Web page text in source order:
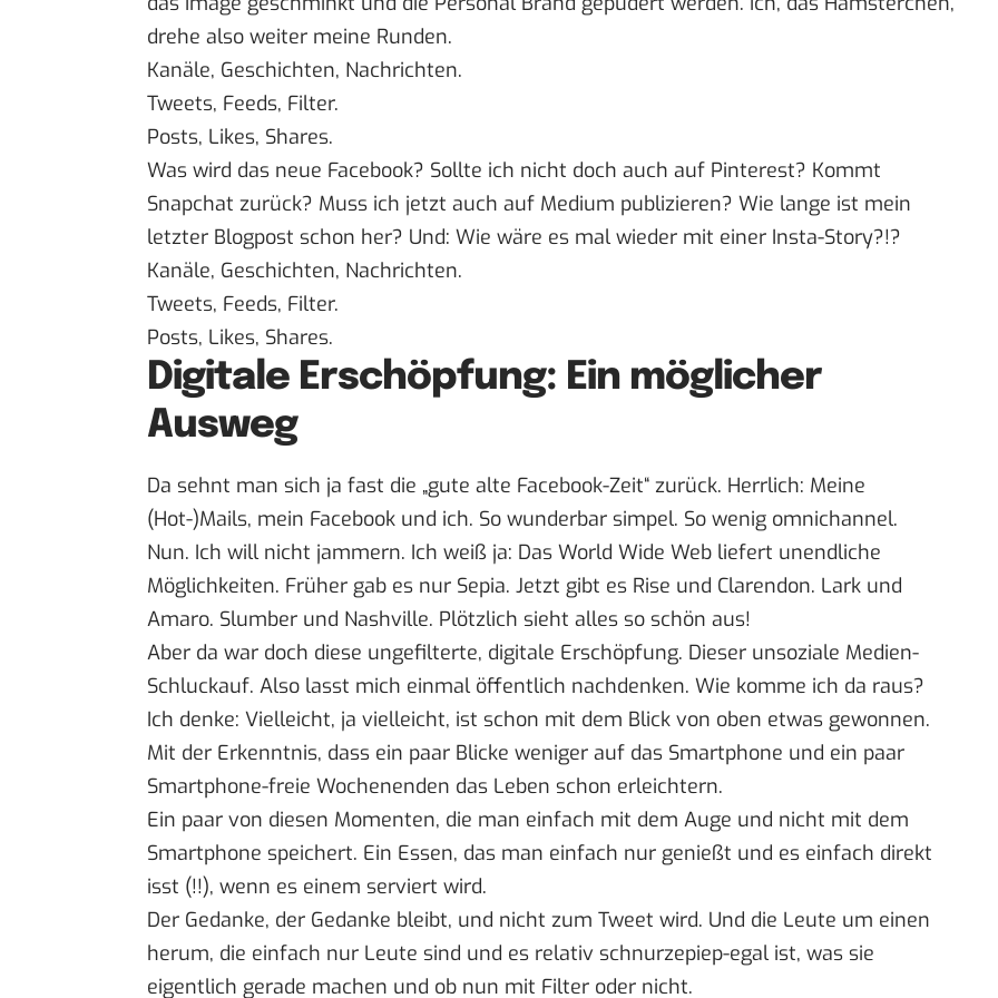
drehe also weiter meine Runden.
Kanäle, Geschichten, Nachrichten.
Tweets, Feeds, Filter.
Posts, Likes, Shares.
Was wird das neue Facebook? Sollte ich nicht doch auch auf Pinterest? Kommt
Snapchat zurück? Muss ich jetzt auch auf Medium publizieren? Wie lange ist mein
letzter Blogpost schon her? Und: Wie wäre es mal wieder mit einer Insta-Story?!?
Kanäle, Geschichten, Nachrichten.
Tweets, Feeds, Filter.
Posts, Likes, Shares.
Digitale Erschöpfung: Ein möglicher
Ausweg
Da sehnt man sich ja fast die „gute alte Facebook-Zeit“ zurück. Herrlich: Meine
(Hot-)Mails, mein Facebook und ich. So wunderbar simpel. So wenig omnichannel.
Nun. Ich will nicht jammern. Ich weiß ja: Das World Wide Web liefert unendliche
Möglichkeiten. Früher gab es nur Sepia. Jetzt gibt es Rise und Clarendon. Lark und
Amaro. Slumber und Nashville. Plötzlich sieht alles so schön aus!
Aber da war doch diese ungefilterte, digitale Erschöpfung. Dieser unsoziale Medien-
Schluckauf. Also lasst mich einmal öffentlich nachdenken. Wie komme ich da raus?
Ich denke: Vielleicht, ja vielleicht, ist schon mit dem Blick von oben etwas gewonnen.
Mit der Erkenntnis, dass ein paar Blicke weniger auf das Smartphone und ein paar
Smartphone-freie Wochenenden das Leben schon erleichtern.
Ein paar von diesen Momenten, die man einfach mit dem Auge und nicht mit dem
Smartphone speichert. Ein Essen, das man einfach nur genießt und es einfach direkt
isst (!!), wenn es einem serviert wird.
Der Gedanke, der Gedanke bleibt, und nicht zum Tweet wird. Und die Leute um einen
herum, die einfach nur Leute sind und es relativ schnurzepiep-egal ist, was sie
eigentlich gerade machen und ob nun mit Filter oder nicht.